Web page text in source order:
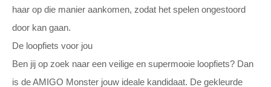
haar op die manier aankomen, zodat het spelen ongestoord
door kan gaan.
De loopfiets voor jou
Ben jij op zoek naar een veilige en supermooie loopfiets? Dan
is de AMIGO Monster jouw ideale kandidaat. De gekleurde